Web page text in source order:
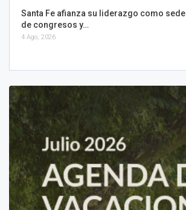
Santa Fe afianza su liderazgo como sede
de congresos y…
4 Ago, 2026